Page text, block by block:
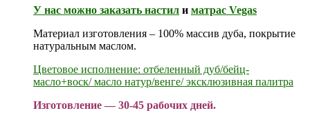
У нас можно заказать настил и матрас Vegas
Материал изготовления – 100% массив дуба, покрытие
натуральным маслом.
Цветовое исполнение: отбеленный дуб/бейц-
масло+воск/ масло натур/венге/ эксклюзивная палитра
Изготовление — 30-45 рабочих дней.